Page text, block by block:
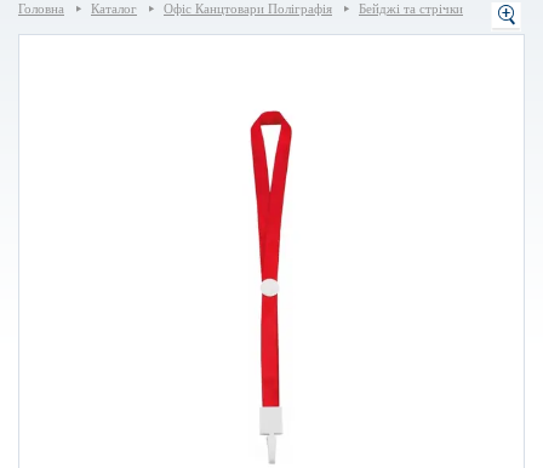
Головна Каталог Офіс Канцтовари Поліграфія Бейджі та стрічки